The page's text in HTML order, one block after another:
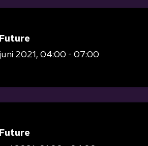
2021
04:00 - 07:00